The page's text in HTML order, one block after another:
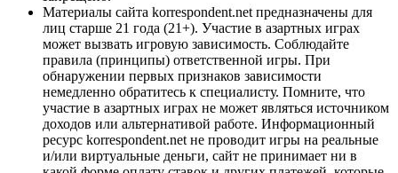
Материалы сайта korrespondent.net предназначены для
лиц старше 21 года (21+). Участие в азартных играх
может вызвать игровую зависимость. Соблюдайте
правила (принципы) ответственной игры. При
обнаружении первых признаков зависимости
немедленно обратитесь к специалисту. Помните, что
участие в азартных играх не может являться источником
доходов или альтернативой работе. Информационный
ресурс korrespondent.net не проводит игры на реальные
и/или виртуальные деньги, сайт не принимает ни в